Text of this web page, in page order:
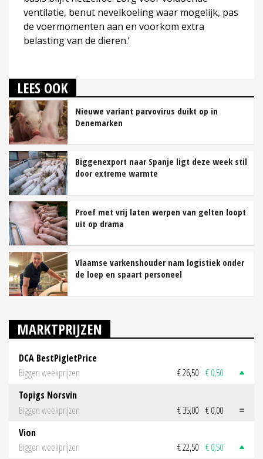
ventilatie, benut nevelkoeling waar mogelijk, pas
de voermomenten aan en voorkom extra
belasting van de dieren.’
LEES OOK
Nieuwe variant parvovirus duikt op in
Denemarken
Biggenexport naar Spanje ligt deze week stil
door extreme warmte
Proef met vrij laten werpen van gelten loopt
uit op drama
Vlaamse varkenshouder nam logistiek onder
de loep en spaart personeel
MARKTPRIJZEN
DCA BestPigletPrice
Biggen weekprijzen
€ 26,50 € 0,50
Topigs Norsvin
Biggen weekprijzen
€ 35,00 € 0,00
Vion
Biggen weekprijzen
€ 22,50 € 0,50